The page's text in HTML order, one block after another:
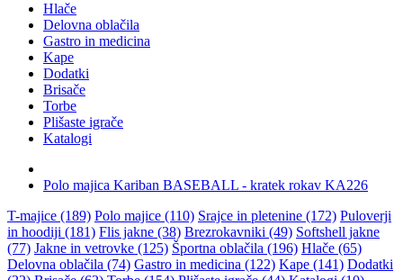
Hlače
Delovna oblačila
Gastro in medicina
Kape
Dodatki
Brisače
Torbe
Plišaste igrače
Katalogi
Polo majica Kariban BASEBALL - kratek rokav KA226
T-majice (189) Polo majice (110) Srajce in pletenine (172) Puloverji
in hoodiji (181) Flis jakne (38) Brezrokavniki (49) Softshell jakne
(77) Jakne in vetrovke (125) Športna oblačila (196) Hlače (65)
Delovna oblačila (74) Gastro in medicina (122) Kape (141) Dodatki